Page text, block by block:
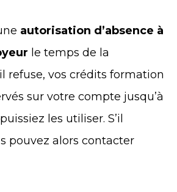
autorisation d’absence à
le temps de la
refuse, vos crédits formation
sur votre compte jusqu’à
les utiliser. S’il
pouvez alors contacter